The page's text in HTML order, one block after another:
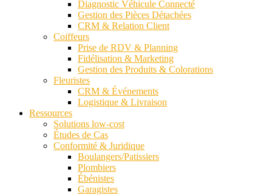
Diagnostic Véhicule Connecté
Gestion des Pièces Détachées
CRM & Relation Client
Coiffeurs
Prise de RDV & Planning
Fidélisation & Marketing
Gestion des Produits & Colorations
Fleuristes
CRM & Événements
Logistique & Livraison
Ressources
Solutions low-cost
Études de Cas
Conformité & Juridique
Boulangers/Patissiers
Plombiers
Ébénistes
Garagistes